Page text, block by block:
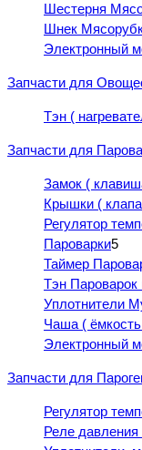
Шестерня
Шнек
Электронный
Запчасти для
Тэн (
Запчасти для
Замок (
Крышки (
Регулятор
Пароварки5
Таймер
Тэн Пароварок
Уплотнители
Чаша (
Электронный
Запчасти для
Регулятор
Реле давления